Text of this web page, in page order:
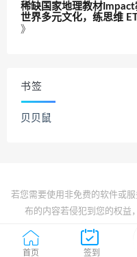
稀缺国家地理教材
世界多元文化，练思维
》
书签
贝贝鼠
若您需要使用非免费的软件或
布的内容若侵犯到您的权益
© 2022 All rights
首页 签到